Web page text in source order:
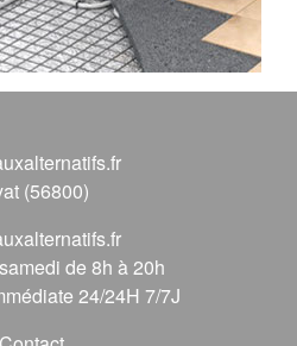
(56800)
de 8h à 20h
24/24H 7/7J